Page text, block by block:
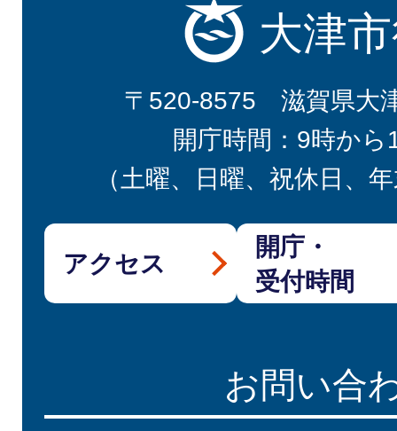
大津
〒520-8575 滋賀県大
開庁時間：9時から
（土曜、日曜、祝休日、
アクセス
開庁・
受付時間
お問い合